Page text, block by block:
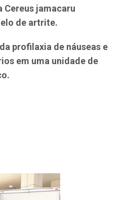
Cereus jamacaru
de artrite.
profilaxia de náuseas e
em uma unidade de